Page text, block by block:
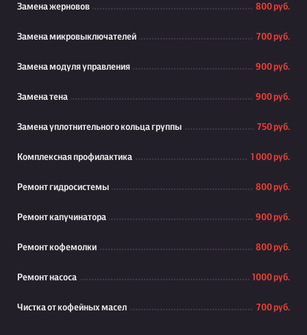
Замена жерновов 800 руб.
Замена микровыключателей 700 руб.
Замена модуля управления 900 руб.
Замена тена 900 руб.
Замена уплотнительного кольца группы 750 руб.
Комплексная профилактика 1 000 руб.
Ремонт гидросистемы 800 руб.
Ремонт капучинатора 900 руб.
Ремонт кофемолки 800 руб.
Ремонт насоса 1000 руб.
Чистка от кофейных масел 700 руб.